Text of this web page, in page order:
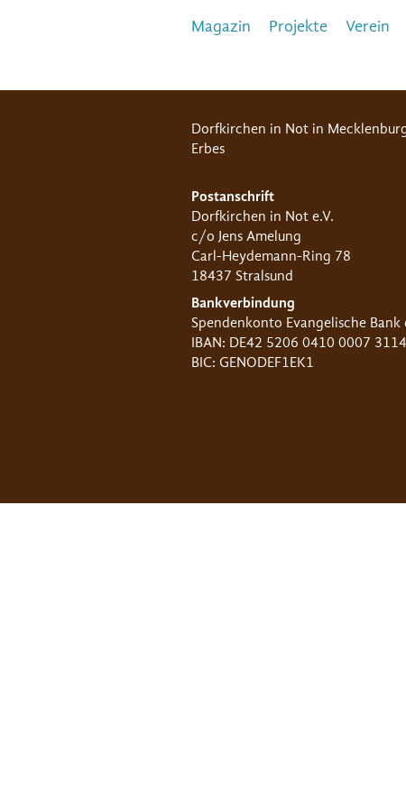
Magazin Projekte Verein
Dorfkirchen in Not in
Erbes
Postanschrift
Dorfkirchen in Not e.V.
c/o Jens Amelung
Carl-Heydemann-Ring 78
18437 Stralsund
Bankverbindung
Spendenkonto Evangelische Bank
IBAN: DE42 5206 0410 0007
BIC: GENODEF1EK1